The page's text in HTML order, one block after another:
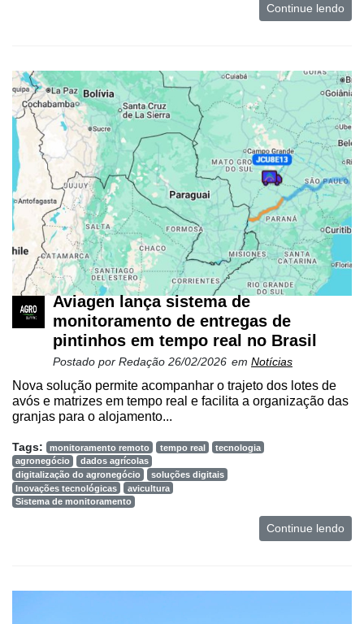
Continue lendo
Aviagen lança sistema de
monitoramento de entregas de
pintinhos em tempo real no Brasil
Postado por Redação 26/02/2026 em Notícias
Nova solução permite acompanhar o trajeto dos lotes de
avós e matrizes em tempo real e facilita a organização das
granjas para o alojamento...
Tags: monitoramento remoto tempo real
tecnologia
agronegócio
dados agrícolas
digitalização do agronegócio
soluções digitais
Inovações tecnológicas
avicultura
Sistema de monitoramento
Continue lendo